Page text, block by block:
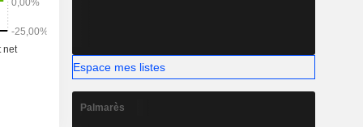
Espace mes listes
Palmarès